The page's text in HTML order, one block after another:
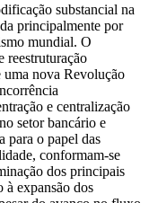
substancial na
principalmente por
mundial. O
reestruturação
uma nova Revolução
e centralização
setor bancário e
para o papel das
conformam-se
dos principais
à expansão dos